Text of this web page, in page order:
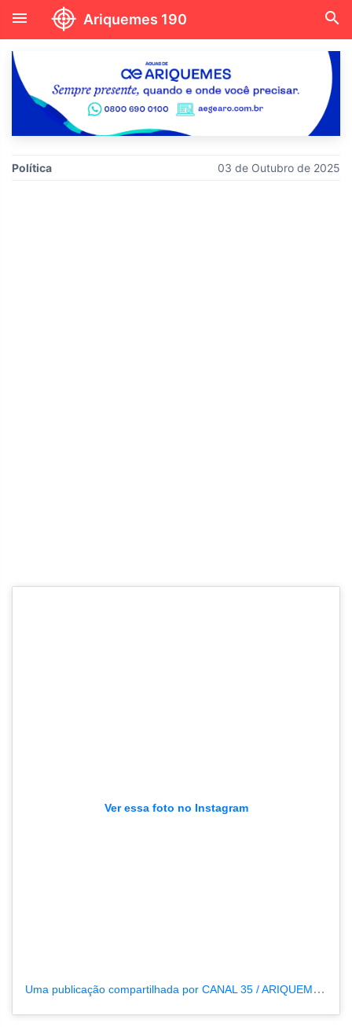
menu Ariquemes 190 search
Política 03 de Outubro de 2025
Ver essa foto no Instagram
Uma publicação compartilhada por CANAL 35 / ARIQUEMES190 (@tvpcanal35)